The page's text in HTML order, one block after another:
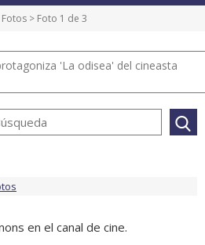
Fotos > Foto 1 de 3
'La odisea' del cineasta
en el canal de cine.